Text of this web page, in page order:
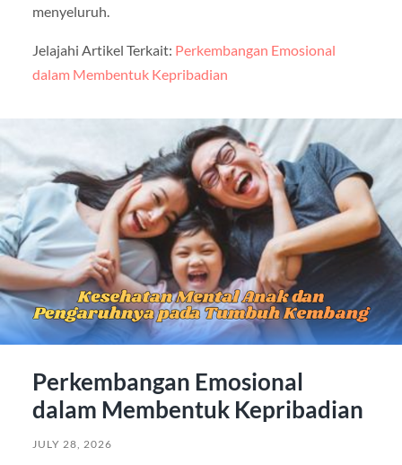
menyeluruh.
Jelajahi Artikel Terkait: Perkembangan Emosional
dalam Membentuk Kepribadian
Perkembangan Emosional
dalam Membentuk Kepribadian
JULY 28, 2026